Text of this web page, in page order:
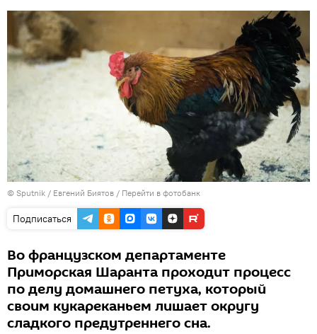
© Sputnik / Евгений Биятов / Перейти в фотобанк
Подписаться
Во французском департаменте
Приморская Шаранта проходит процесс
по делу домашнего петуха, который
своим кукареканьем лишает округу
сладкого предутреннего сна.